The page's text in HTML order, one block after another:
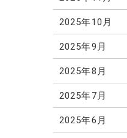
2025年10月
2025年9月
2025年8月
2025年7月
2025年6月